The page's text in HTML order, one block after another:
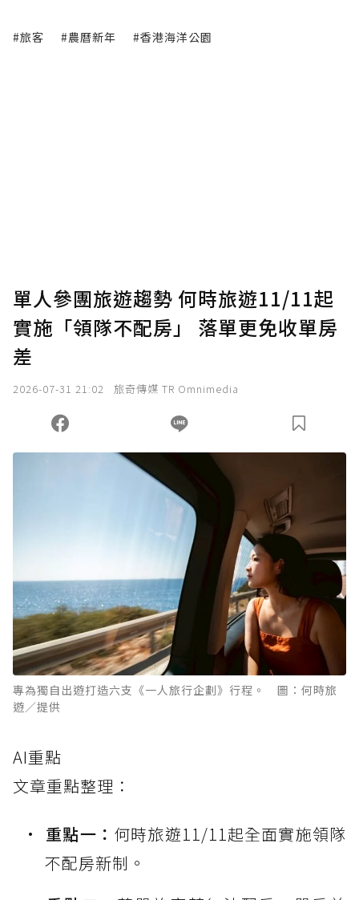
#旅客 #農曆新年 #香港海洋公園
單人參團旅遊趨勢 何時旅遊11/11起
實施「領隊不配房」 落單更免收單房
差
2026-07-31 21:02 旅奇傳媒 TR Omnimedia
專為獨自出遊打造六支《一人旅行企劃》行程。 圖：何時旅
遊／提供
AI重點
文章重點整理：
重點一： 何時旅遊11/11起全面實施領隊
不配房新制。